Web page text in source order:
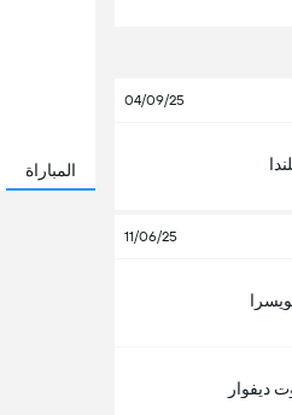
04/09/25
11/06/25
ديفوار
المباراة